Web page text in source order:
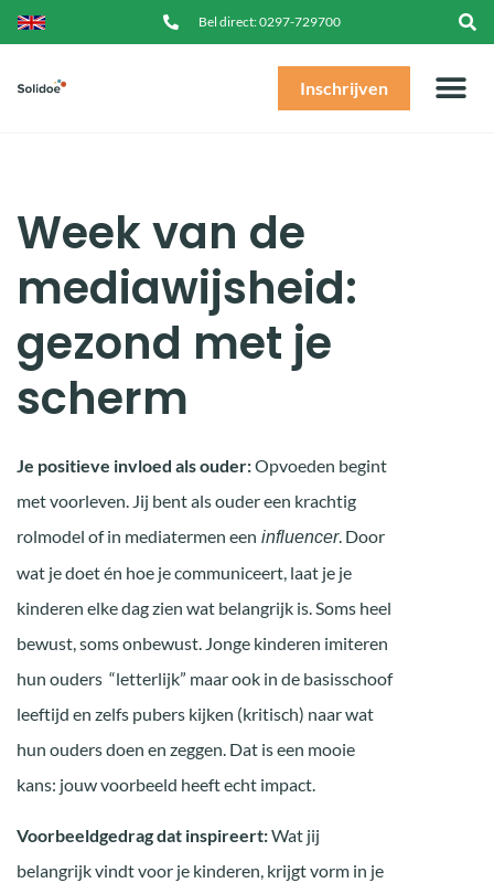
Bel direct:0297-729700
Inschrijven
Week van de
mediawijsheid:
gezond met je
scherm
Je positieve invloed als ouder:Opvoeden begint
met voorleven. Jij bent als ouder een krachtig
rolmodel of in mediatermen een influencer. Door
wat je doet én hoe je communiceert, laat je je
kinderen elke dag zien wat belangrijk is. Soms heel
bewust, soms onbewust. Jonge kinderen imiteren
hun ouders “letterlijk” maar ook in de basisschoof
leeftijd en zelfs pubers kijken (kritisch) naar wat
hun ouders doen en zeggen. Dat is een mooie
kans: jouw voorbeeld heeft echt impact.
Voorbeeldgedrag dat inspireert:Wat jij
belangrijk vindt voor je kinderen, krijgt vorm in je